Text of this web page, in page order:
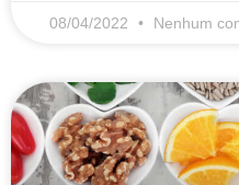
08/04/2022 Nenhum